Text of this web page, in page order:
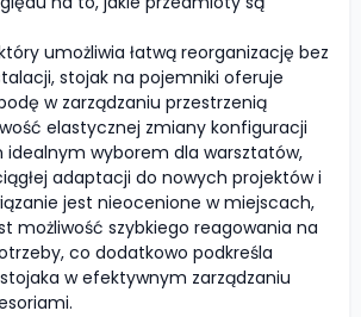
umożliwia łatwą reorganizację bez
stojak na pojemniki oferuje
w zarządzaniu przestrzenią
elastycznej zmiany konfiguracji
idealnym wyborem dla warsztatów,
adaptacji do nowych projektów i
jest nieocenione w miejscach,
możliwość szybkiego reagowania na
co dodatkowo podkreśla
w efektywnym zarządzaniu